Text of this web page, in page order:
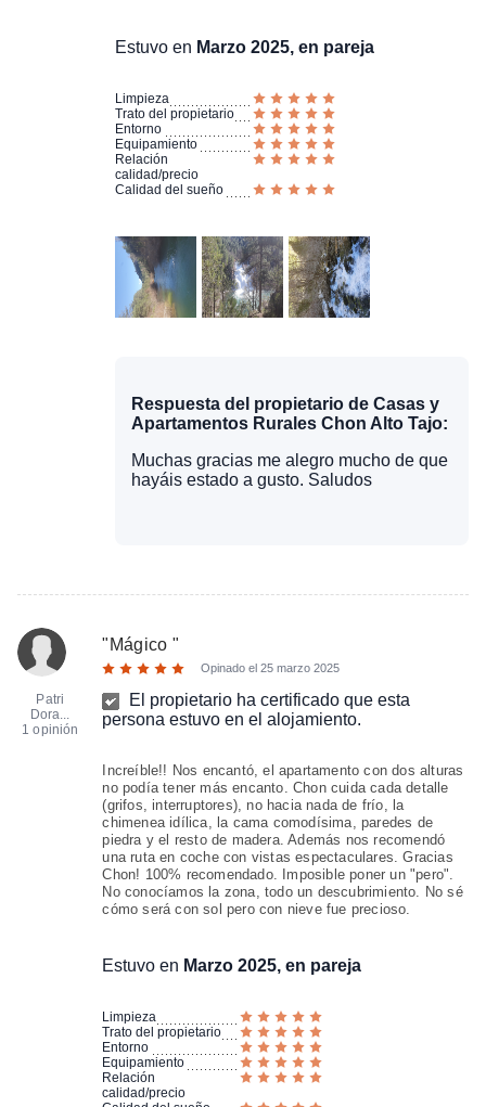
Estuvo en Marzo 2025, en pareja
Limpieza
Trato del propietario
Entorno
Equipamiento
Relación
calidad/precio
Calidad del sueño
Respuesta del propietario de Casas y
Apartamentos Rurales Chon Alto Tajo:
Muchas gracias me alegro mucho de que
hayáis estado a gusto. Saludos
Patri
Dora...
1 opinión
" Mágico "
Opinado el25 marzo 2025
El propietario ha certificado que esta
persona estuvo en el alojamiento.
Increíble!! Nos encantó, el apartamento con dos alturas
no podía tener más encanto. Chon cuida cada detalle
(grifos, interruptores), no hacia nada de frío, la
chimenea idílica, la cama comodísima, paredes de
piedra y el resto de madera. Además nos recomendó
una ruta en coche con vistas espectaculares. Gracias
Chon! 100% recomendado. Imposible poner un "pero".
No conocíamos la zona, todo un descubrimiento. No sé
cómo será con sol pero con nieve fue precioso.
Estuvo en Marzo 2025, en pareja
Limpieza
Trato del propietario
Entorno
Equipamiento
Relación
calidad/precio